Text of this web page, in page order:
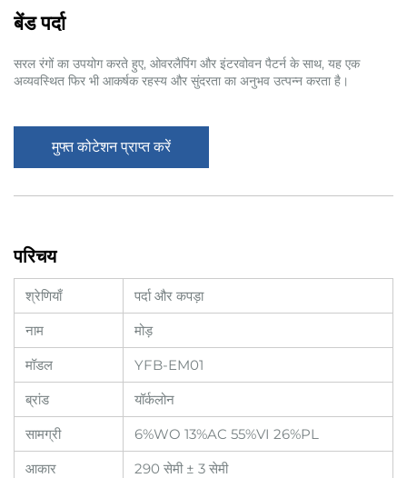
बेंड पर्दा
सरल रंगों का उपयोग करते हुए, ओवरलैपिंग और इंटरवोवन पैटर्न के साथ, यह एक
अव्यवस्थित फिर भी आकर्षक रहस्य और सुंदरता का अनुभव उत्पन्न करता है।
मुफ्त कोटेशन प्राप्त करें
परिचय
श्रेणियाँ
पर्दा और कपड़ा
नाम
मोड़
मॉडल
YFB-EM01
ब्रांड
यॉर्कलोन
सामग्री
6%WO 13%AC 55%VI 26%PL
आकार
290 सेमी ± 3 सेमी